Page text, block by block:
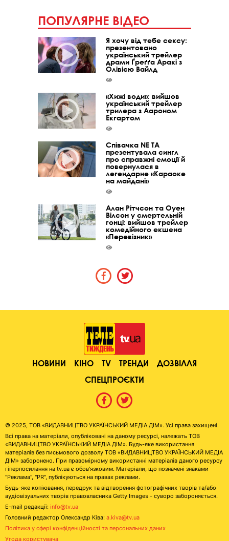
ПОПУЛЯРНЕ ВІДЕО
Я хочу від тебе сексу:
презентовано
український трейлер
драми Ґреґґа Аракі з
Олівією Вайлд
«Хижі води»: вийшов
український трейлер
трилера з Аароном
Екгартом
Співачка NE TA
презентувала сингл
про справжні емоції й
повернулася в
легендарне «Караоке
на майдані»
Алан Рітчсон та Оуен
Вілсон у смертельній
гонці: вийшов трейлер
комедійного екшена
«Перевізник»
НОВИНИ КІНО TV ТРЕНДИ
ДОЗВІЛЛЯ
СПЕЦПРОЄКТИ
© 2025, ТОВ «ВИДАВНИЦТВО УКРАЇНСЬКИЙ МЕДІА ДІМ». Усі права захищені.
Всі права на матеріали, опубліковані на даному ресурсі, належать ТОВ
«ВИДАВНИЦТВО УКРАЇНСЬКИЙ МЕДІА ДІМ». Будь-яке використання
матеріалів без письмового дозволу ТОВ «ВИДАВНИЦТВО УКРАЇНСЬКИЙ МЕДІА
ДІМ» заборонено. При правомірному використанні матеріалів даного ресурсу
гіперпосилання на tv.ua є обов'язковим. Матеріали, що позначені знаками
"Реклама", "PR", публікуються на правах реклами.
Будь-яке копіювання, передрук та відтворення фотографічних творів та/або
аудіовізуальних творів правовласника Getty Images - суворо забороняється.
E-mail редакції: info@tv.ua
Головний редактор Олександр Ківа: a.kiva@tv.ua
Політика у сфері конфіденційності та персональних даних
Угода користувача